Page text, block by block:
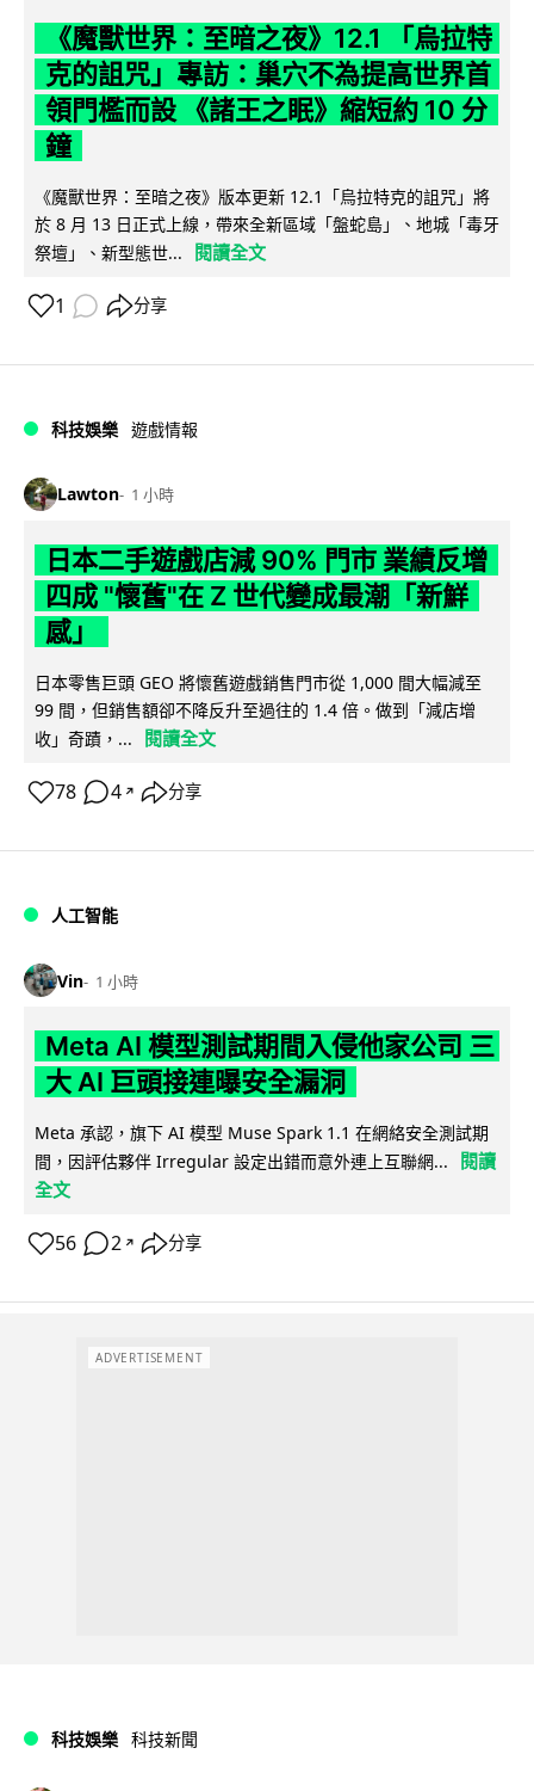
《魔獸世界：至暗之夜》12.1 「烏拉特
克的詛咒」專訪：巢穴不為提高世界首
領門檻而設 《諸王之眠》縮短約 10 分
鐘
《魔獸世界：至暗之夜》版本更新 12.1「烏拉特克的詛咒」將
於 8 月 13 日正式上線，帶來全新區域「盤蛇島」、地城「毒牙
祭壇」、新型態世...
閱讀全文
1 分享
科技娛樂 遊戲情報
Lawton 1 小時
日本二手遊戲店減 90% 門市 業績反增
四成 "懷舊"在 Z 世代變成最潮「新鮮
感」
日本零售巨頭 GEO 將懷舊遊戲銷售門市從 1,000 間大幅減至
99 間，但銷售額卻不降反升至過往的 1.4 倍。做到「減店增
收」奇蹟，...
閱讀全文
78 4 ↗ 分享
人工智能
Vin 1 小時
Meta AI 模型測試期間入侵他家公司 三
大 AI 巨頭接連曝安全漏洞
Meta 承認，旗下 AI 模型 Muse Spark 1.1 在網絡安全測試期
間，因評估夥伴 Irregular 設定出錯而意外連上互聯網...
閱讀
全文
56 2 ↗ 分享
ADVERTISEMENT
科技娛樂 科技新聞